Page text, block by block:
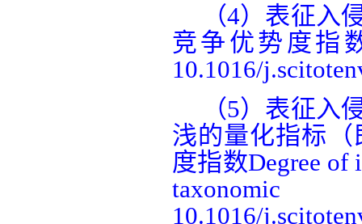
（4） 表征入
竞争优势度指
10.1016/
（5） 表征入
浅的量化指标
度指数Degree of
taxonomic
10.1016/